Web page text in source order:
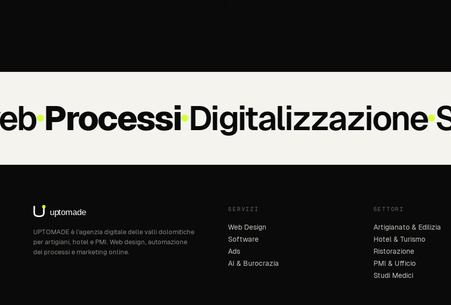
ProcessiDigitalizzazione
UPTOMADE è l'agenzia digitale delle valli dolomitiche
per artigiani, hotel e PMI. Web design, automazione
dei processi e marketing online.
SERVIZI
Web Design
Software
Ads
AI & Burocrazia
SETTORI
Artigianato & Edilizia
Hotel & Turismo
Ristorazione
PMI & Ufficio
Studi Medici